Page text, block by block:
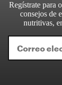
Regístrate para
consejos de
nutritivas,